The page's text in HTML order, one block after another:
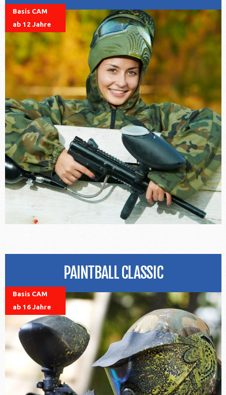
Basis CAM
ab 12 Jahre
PAINTBALL CLASSIC
Basis CAM
ab 16 Jahre